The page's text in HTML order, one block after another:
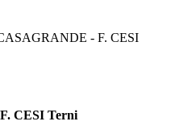
- F. CESI
CESI Terni